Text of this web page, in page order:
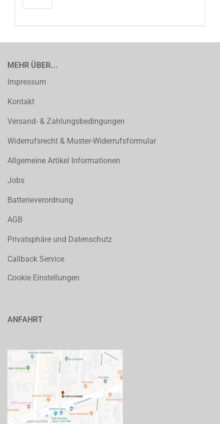
MEHR ÜBER...
Impressum
Kontakt
Versand- & Zahlungsbedingungen
Widerrufsrecht & Muster-Widerrufsformular
Allgemeine Artikel Informationen
Jobs
Batterieverordnung
AGB
Privatsphäre und Datenschutz
Callback Service
Cookie Einstellungen
ANFAHRT